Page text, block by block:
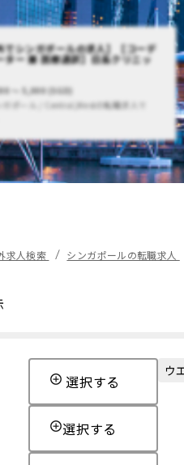
でシンガポールの求人】【コーデ
ター 兼 医療通訳】日系クリニッ
〜 5,000 (SGD)
ガポール / Central,Westの転職求人で
求人検索 シンガポールの転職求人
選択する
ウ
選択する